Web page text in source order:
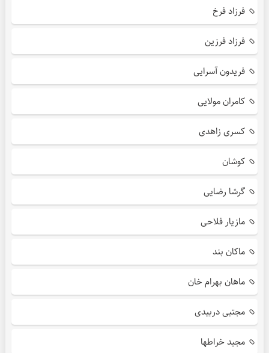
فرزاد فرخ
فرزاد فرزین
فریدون آسرایی
کامران مولایی
کسری زاهدی
کوشان
گرشا رضایی
مازیار فلاحی
ماکان بند
ماهان بهرام خان
مجتبی دربیدی
مجید خراطها